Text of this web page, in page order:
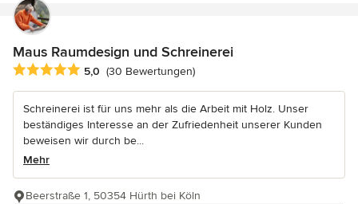
Maus Raumdesign und Schreinerei
Durchschnittliche Bewertung: 5 von 5 Sternen
5,0 (30 Bewertungen)
Schreinerei ist für uns mehr als die Arbeit mit Holz. Unser
beständiges Interesse an der Zufriedenheit unserer Kunden
beweisen wir durch be...
Mehr
Beerstraße 1, 50354 Hürth bei Köln